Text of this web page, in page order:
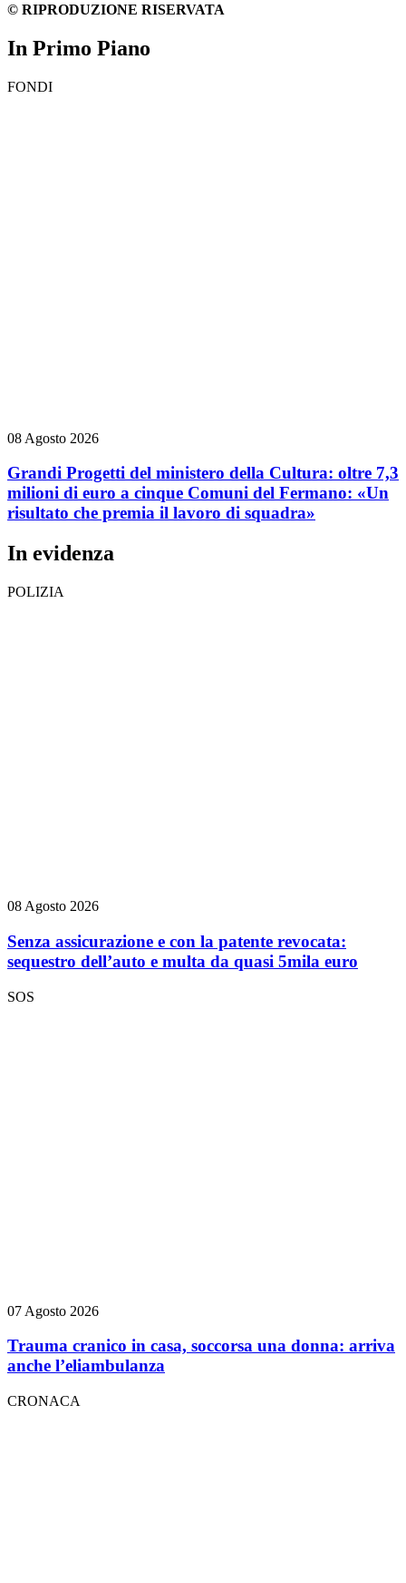
© RIPRODUZIONE RISERVATA
In Primo Piano
FONDI
08 Agosto 2026
Grandi Progetti del ministero della Cultura: oltre 7,3
milioni di euro a cinque Comuni del Fermano: «Un
risultato che premia il lavoro di squadra»
In evidenza
POLIZIA
08 Agosto 2026
Senza assicurazione e con la patente revocata:
sequestro dell’auto e multa da quasi 5mila euro
SOS
07 Agosto 2026
Trauma cranico in casa, soccorsa una donna: arriva
anche l’eliambulanza
CRONACA